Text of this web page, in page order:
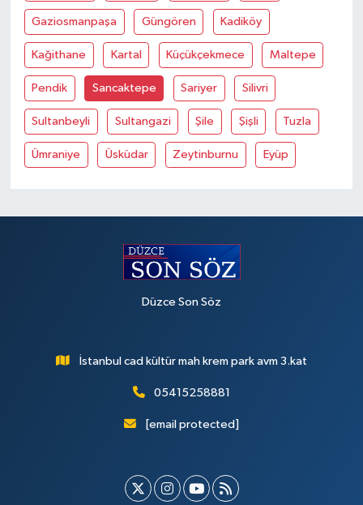
Gaziosmanpaşa Güngören Kadiköy
Kağithane Kartal Küçükçekmece Maltepe
Pendik Sancaktepe Sariyer Silivri
Sultanbeyli Sultangazi Şile Şişli Tuzla
Ümraniye Üsküdar Zeytinburnu Eyüp
Düzce Son Söz
İstanbul cad kültür mah krem park avm 3.kat
05415258881
[email protected]